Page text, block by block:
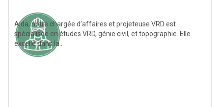
Aida, notre chargée d’affaires et projeteuse VRD est
spécialisée en études VRD, génie civil, et topographie. Elle
excelle dans la…